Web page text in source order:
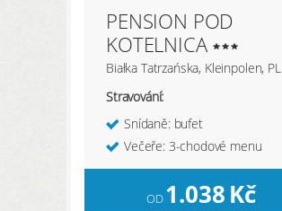
PENSION POD
KOTELNICA
Białka Tatrzańska, Kleinpolen, PL
Stravování:
Snídaně: bufet
Večeře: 3-chodové menu
OD1.038Kč